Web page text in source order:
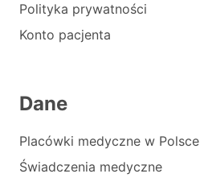
Polityka prywatności
Konto pacjenta
Dane
Placówki medyczne w Polsce
Świadczenia medyczne